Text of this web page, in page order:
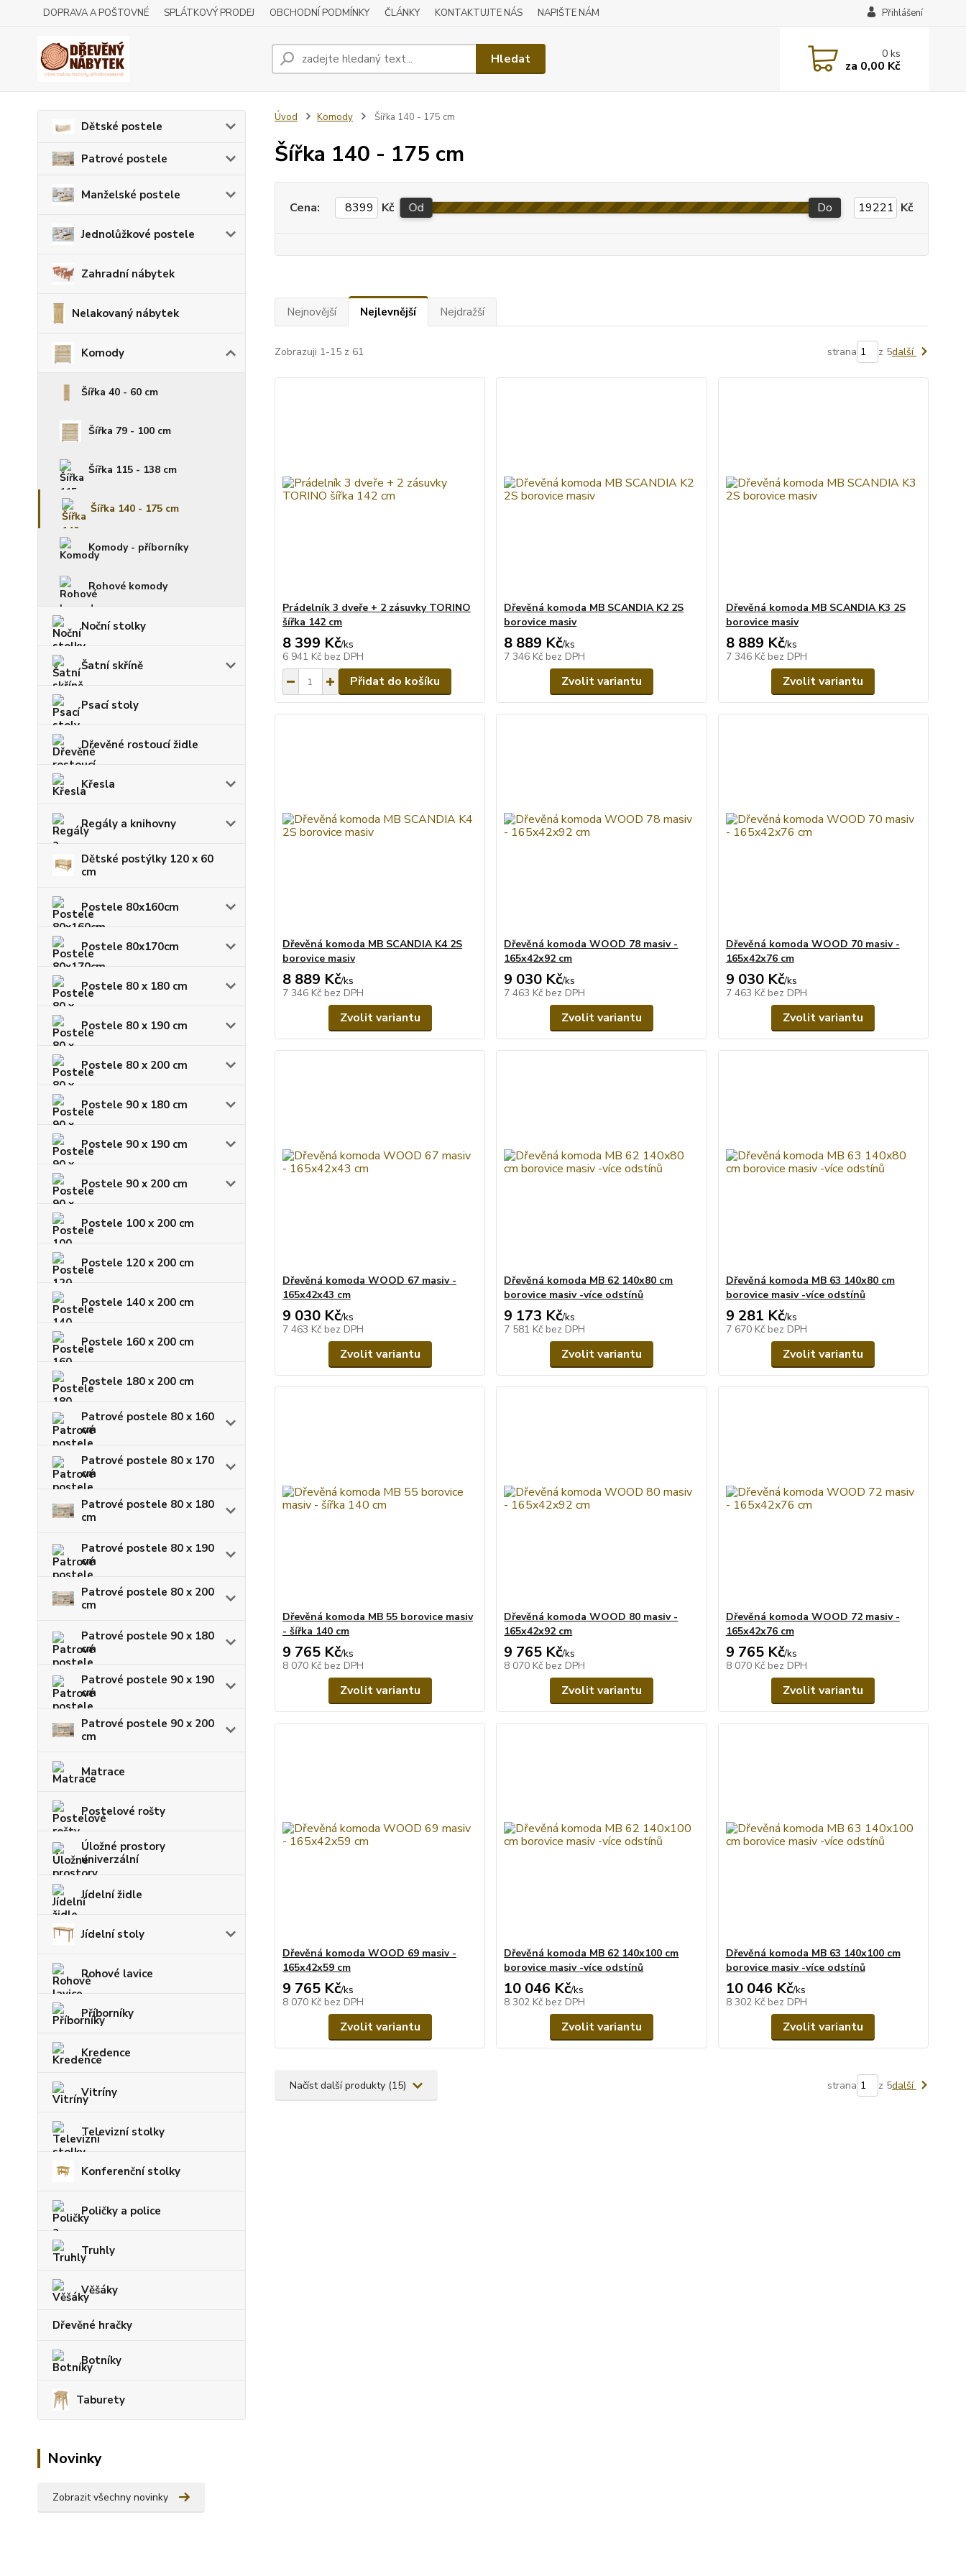
DOPRAVA A POŠTOVNÉ SPLÁTKOVÝ PRODEJ OBCHODNÍ PODMÍNKY ČLÁNKY KONTAKTUJTE NÁS NAPIŠTE NÁM Přihlášení
Hledat 0ks
za 0,00 Kč
Dětské postele
Patrové postele
Manželské postele
Jednolůžkové postele
Zahradní nábytek
Nelakovaný nábytek
Komody
Šířka 40 - 60 cm
Šířka 79 - 100 cm
Šířka 115 - 138 cm
Šířka 140 - 175 cm
Komody - příborníky
Rohové komody
Noční stolky
Šatní skříně
Psací stoly
Dřevěné rostoucí židle
Křesla
Regály a knihovny
Dětské postýlky 120 x 60
cm
Postele 80x160cm
Postele 80x170cm
Postele 80 x 180 cm
Postele 80 x 190 cm
Postele 80 x 200 cm
Postele 90 x 180 cm
Postele 90 x 190 cm
Postele 90 x 200 cm
Postele 100 x 200 cm
Postele 120 x 200 cm
Postele 140 x 200 cm
Postele 160 x 200 cm
Postele 180 x 200 cm
Patrové postele 80 x 160
cm
Patrové postele 80 x 170
cm
Patrové postele 80 x 180
cm
Patrové postele 80 x 190
cm
Patrové postele 80 x 200
cm
Patrové postele 90 x 180
cm
Patrové postele 90 x 190
cm
Patrové postele 90 x 200
cm
Matrace
Postelové rošty
Úložné prostory
univerzální
Jídelní židle
Jídelní stoly
Rohové lavice
Příborníky
Kredence
Vitríny
Televizní stolky
Konferenční stolky
Poličky a police
Truhly
Věšáky
Dřevěné hračky
Botníky
Taburety
Novinky
Zobrazit všechny novinky
Úvod Komody Šířka 140 - 175 cm
Šířka 140 - 175 cm
Cena: Kč Od Do Kč
Nejnovější Nejlevnější Nejdražší
Zobrazuji 1-15 z 61 strana z 5další
Prádelník 3 dveře + 2 zásuvky TORINO
šířka 142 cm
8 399 Kč/ks
6 941 Kč bez DPH
Přidat do košíku
Dřevěná komoda MB SCANDIA K2 2S
borovice masiv
8 889 Kč/ks
7 346 Kč bez DPH
Zvolit variantu
Dřevěná komoda MB SCANDIA K3 2S
borovice masiv
8 889 Kč/ks
7 346 Kč bez DPH
Zvolit variantu
Dřevěná komoda MB SCANDIA K4 2S
borovice masiv
8 889 Kč/ks
7 346 Kč bez DPH
Zvolit variantu
Dřevěná komoda WOOD 78 masiv -
165x42x92 cm
9 030 Kč/ks
7 463 Kč bez DPH
Zvolit variantu
Dřevěná komoda WOOD 70 masiv -
165x42x76 cm
9 030 Kč/ks
7 463 Kč bez DPH
Zvolit variantu
Dřevěná komoda WOOD 67 masiv -
165x42x43 cm
9 030 Kč/ks
7 463 Kč bez DPH
Zvolit variantu
Dřevěná komoda MB 62 140x80 cm
borovice masiv -více odstínů
9 173 Kč/ks
7 581 Kč bez DPH
Zvolit variantu
Dřevěná komoda MB 63 140x80 cm
borovice masiv -více odstínů
9 281 Kč/ks
7 670 Kč bez DPH
Zvolit variantu
Dřevěná komoda MB 55 borovice masiv
- šířka 140 cm
9 765 Kč/ks
8 070 Kč bez DPH
Zvolit variantu
Dřevěná komoda WOOD 80 masiv -
165x42x92 cm
9 765 Kč/ks
8 070 Kč bez DPH
Zvolit variantu
Dřevěná komoda WOOD 72 masiv -
165x42x76 cm
9 765 Kč/ks
8 070 Kč bez DPH
Zvolit variantu
Dřevěná komoda WOOD 69 masiv -
165x42x59 cm
9 765 Kč/ks
8 070 Kč bez DPH
Zvolit variantu
Dřevěná komoda MB 62 140x100 cm
borovice masiv -více odstínů
10 046 Kč/ks
8 302 Kč bez DPH
Zvolit variantu
Dřevěná komoda MB 63 140x100 cm
borovice masiv -více odstínů
10 046 Kč/ks
8 302 Kč bez DPH
Zvolit variantu
Načíst další produkty (15) strana z 5další